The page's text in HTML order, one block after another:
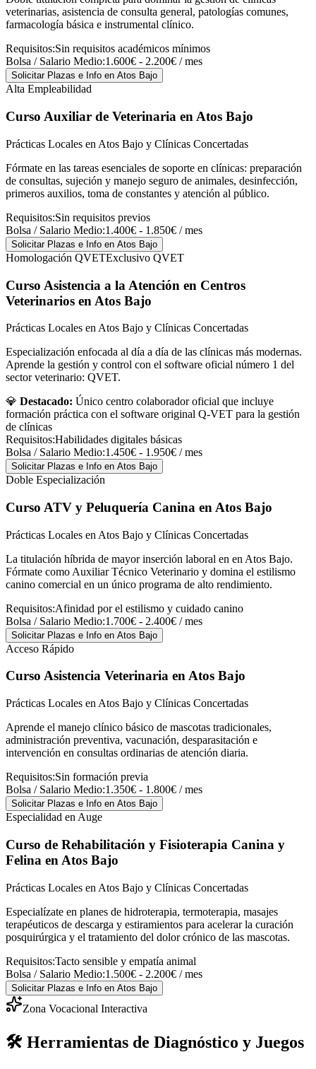
veterinarias, asistencia de consulta general, patologías comunes,
farmacología básica e instrumental clínico.
Requisitos:Sin requisitos académicos mínimos
Bolsa / Salario Medio:1.600€ - 2.200€ / mes
Solicitar Plazas e Info en Atos Bajo
Alta Empleabilidad
Curso Auxiliar de Veterinaria en Atos Bajo
Prácticas Locales en Atos Bajo y Clínicas Concertadas
Fórmate en las tareas esenciales de soporte en clínicas: preparación
de consultas, sujeción y manejo seguro de animales, desinfección,
primeros auxilios, toma de constantes y atención al público.
Requisitos:Sin requisitos previos
Bolsa / Salario Medio:1.400€ - 1.850€ / mes
Solicitar Plazas e Info en Atos Bajo
Homologación QVETExclusivo QVET
Curso Asistencia a la Atención en Centros
Veterinarios en Atos Bajo
Prácticas Locales en Atos Bajo y Clínicas Concertadas
Especialización enfocada al día a día de las clínicas más modernas.
Aprende la gestión y control con el software oficial número 1 del
sector veterinario: QVET.
💎 Destacado: Único centro colaborador oficial que incluye
formación práctica con el software original Q-VET para la gestión
de clínicas
Requisitos:Habilidades digitales básicas
Bolsa / Salario Medio:1.450€ - 1.950€ / mes
Solicitar Plazas e Info en Atos Bajo
Doble Especialización
Curso ATV y Peluquería Canina en Atos Bajo
Prácticas Locales en Atos Bajo y Clínicas Concertadas
La titulación híbrida de mayor inserción laboral en en Atos Bajo.
Fórmate como Auxiliar Técnico Veterinario y domina el estilismo
canino comercial en un único programa de alto rendimiento.
Requisitos:Afinidad por el estilismo y cuidado canino
Bolsa / Salario Medio:1.700€ - 2.400€ / mes
Solicitar Plazas e Info en Atos Bajo
Acceso Rápido
Curso Asistencia Veterinaria en Atos Bajo
Prácticas Locales en Atos Bajo y Clínicas Concertadas
Aprende el manejo clínico básico de mascotas tradicionales,
administración preventiva, vacunación, desparasitación e
intervención en consultas ordinarias de atención diaria.
Requisitos:Sin formación previa
Bolsa / Salario Medio:1.350€ - 1.800€ / mes
Solicitar Plazas e Info en Atos Bajo
Especialidad en Auge
Curso de Rehabilitación y Fisioterapia Canina y
Felina en Atos Bajo
Prácticas Locales en Atos Bajo y Clínicas Concertadas
Especialízate en planes de hidroterapia, termoterapia, masajes
terapéuticos de descarga y estiramientos para acelerar la curación
posquirúrgica y el tratamiento del dolor crónico de las mascotas.
Requisitos:Tacto sensible y empatía animal
Bolsa / Salario Medio:1.500€ - 2.200€ / mes
Solicitar Plazas e Info en Atos Bajo
Zona Vocacional Interactiva
🛠️ Herramientas de Diagnóstico y Juegos